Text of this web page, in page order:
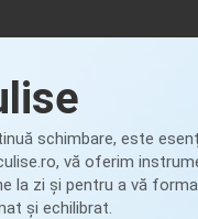
schimbare, este
vă oferim
la zi și pentru a vă
și echilibrat.